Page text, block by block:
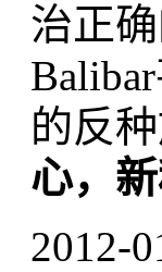
治正
的反
心，
2012-